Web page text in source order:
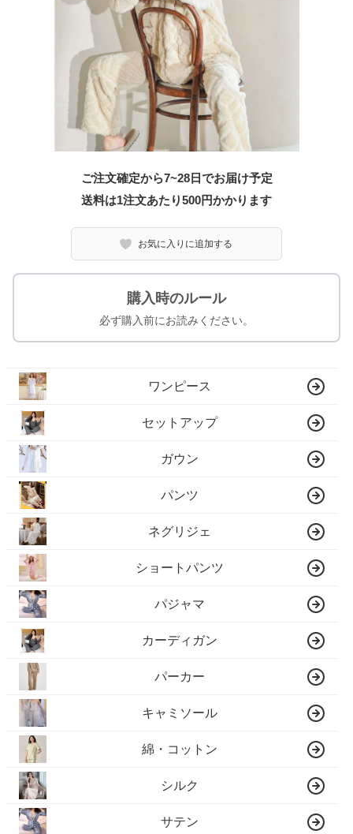
ご注文確定から7~28日でお届け予定
送料は1注文あたり500円かかります
お気に入りに追加する
購入時のルール
必ず購入前にお読みください。
ワンピース
セットアップ
ガウン
パンツ
ネグリジェ
ショートパンツ
パジャマ
カーディガン
パーカー
キャミソール
綿・コットン
シルク
サテン